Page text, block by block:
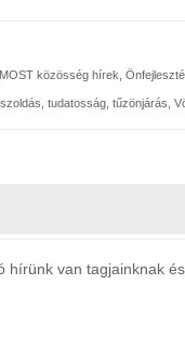
MOST közösség hírek,
, tudatosság, tűzönjárás,
tagjainknak és